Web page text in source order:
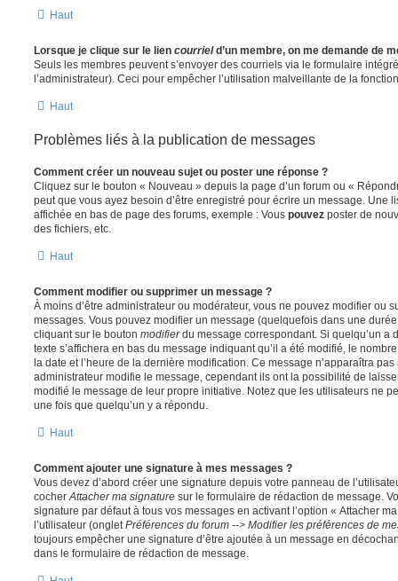
Haut
Lorsque je clique sur le lien courrield’un membre, on me demande de
Seuls les membres peuvent s’envoyer des courriels via le formulaire
l’administrateur). Ceci pour empêcher l’utilisation malveillante de la
Haut
Problèmes liés à la publication de messages
Comment créer un nouveau sujet ou poster une réponse ?
Cliquez sur le bouton « Nouveau » depuis la page d’un forum ou «
peut que vous ayez besoin d’être enregistré pour écrire un message. Une
affichée en bas de page des forums, exemple : Vous pouvez poster de
des fichiers, etc.
Haut
Comment modifier ou supprimer un message ?
À moins d’être administrateur ou modérateur, vous ne pouvez modifier ou
messages. Vous pouvez modifier un message (quelquefois dans une
cliquant sur le bouton modifierdu message correspondant. Si quelqu’un a
texte s’affichera en bas du message indiquant qu’il a été modifié, le
la date et l’heure de la dernière modification. Ce message n’apparaîtra
administrateur modifie le message, cependant ils ont la possibilité de
modifié le message de leur propre initiative. Notez que les utilisateurs ne
une fois que quelqu’un y a répondu.
Haut
Comment ajouter une signature à mes messages ?
Vous devez d’abord créer une signature depuis votre panneau de
cocherAttacher ma signature sur le formulaire de rédaction de message.
signature par défaut à tous vos messages en activant l’option « Attacher
l’utilisateur (ongletPréférences du forum --> Modifier les préférences de
toujours empêcher une signature d’être ajoutée à un message en
dans le formulaire de rédaction de message.